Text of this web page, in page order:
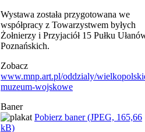
Wystawa została przygotowana we
współpracy z Towarzystwem byłych
Żołnierzy i Przyjaciół 15 Pułku
Poznańskich.
Zobacz
www.mnp.art.pl/oddzialy/
muzeum-wojskowe
Baner
Pobierz baner (JPEG, 165,66
kB)